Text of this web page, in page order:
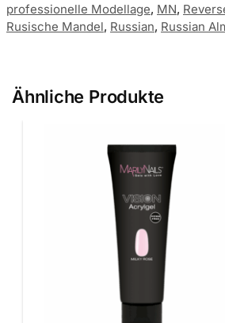
professionelle Modellage, MN,
Rusische Mandel, Russian, Russian
Ähnliche Produkte